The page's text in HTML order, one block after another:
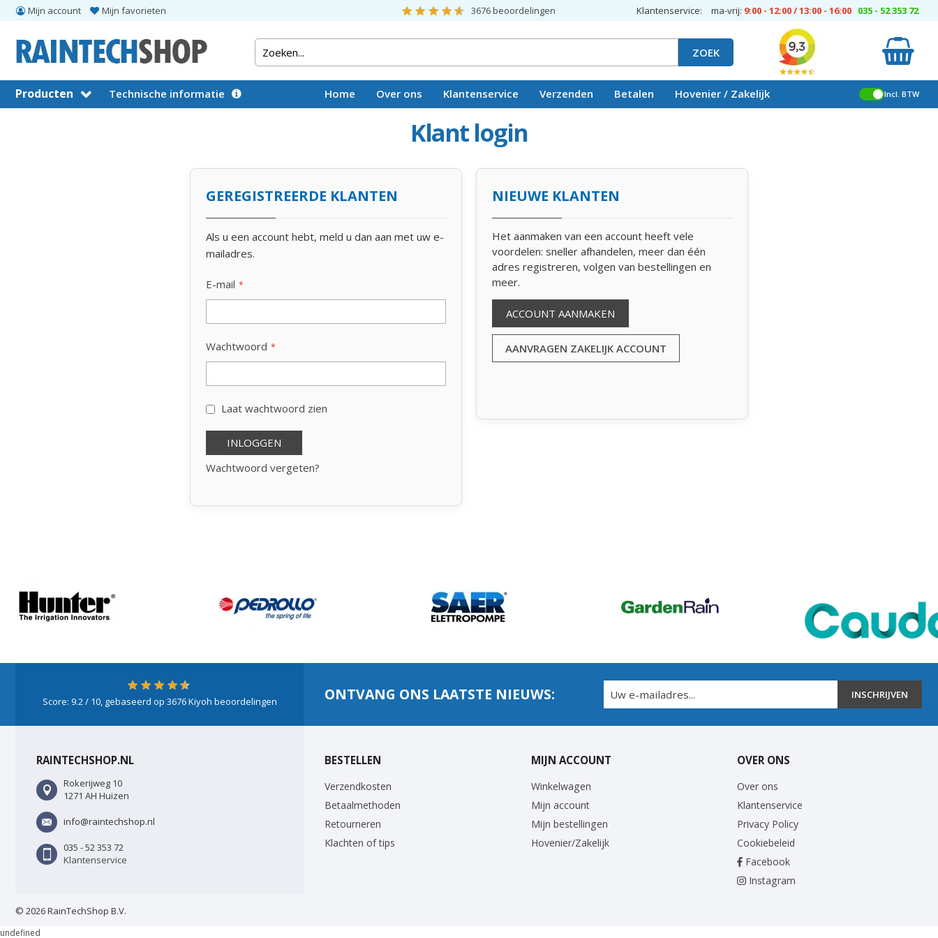
Mijn account Mijn favorieten Klantenservice: ma-vrij: 9:00 - 12:00 / 13:00 - 16:00 035 - 52 353 72
3676beoordelingen
Incl. BTW
ZOEK
Producten Technische informatie Home Over ons Klantenservice Verzenden Betalen
Hovenier / Zakelijk
Klant login
GEREGISTREERDE KLANTEN
Als u een account hebt, meld u dan aan met uw e-
mailadres.
E-mail
Wachtwoord
Laat wachtwoord zien
INLOGGEN
Wachtwoord vergeten?
NIEUWE KLANTEN
Het aanmaken van een account heeft vele
voordelen: sneller afhandelen, meer dan één
adres registreren, volgen van bestellingen en
meer.
ACCOUNT AANMAKEN
AANVRAGEN ZAKELIJK ACCOUNT
Score: 9.2/ 10, gebaseerd op 3676Kiyoh beoordelingen ONTVANG ONS LAATSTE NIEUWS: INSCHRIJVEN
RAINTECHSHOP.NL
Rokerijweg 10
1271 AH Huizen
info@raintechshop.nl
035 - 52 353 72
Klantenservice
BESTELLEN
Verzendkosten
Betaalmethoden
Retourneren
Klachten of tips
MIJN ACCOUNT
Winkelwagen
Mijn account
Mijn bestellingen
Hovenier/Zakelijk
OVER ONS
Over ons
Klantenservice
Privacy Policy
Cookiebeleid
Facebook
Instagram
© 2026 RainTechShop B.V.
undefined